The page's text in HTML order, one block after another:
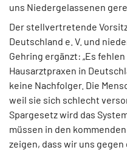
uns Niedergelassenen
Der stellvertretende
Deutschland e. V. und
Gehring ergänzt: „Es
Hausarztpraxen in
keine Nachfolger. Die
weil sie sich schlecht
Spargesetz wird das
müssen in den
zeigen, dass wir uns